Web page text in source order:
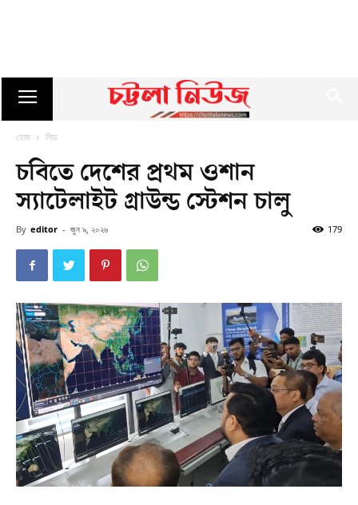
হোম লিড
চবিতে দেশের প্রথম ওশান
স্যাটেলাইট গ্রাউন্ড স্টেশন চালু
By editor - জুন ৯, ২০২৬ 179